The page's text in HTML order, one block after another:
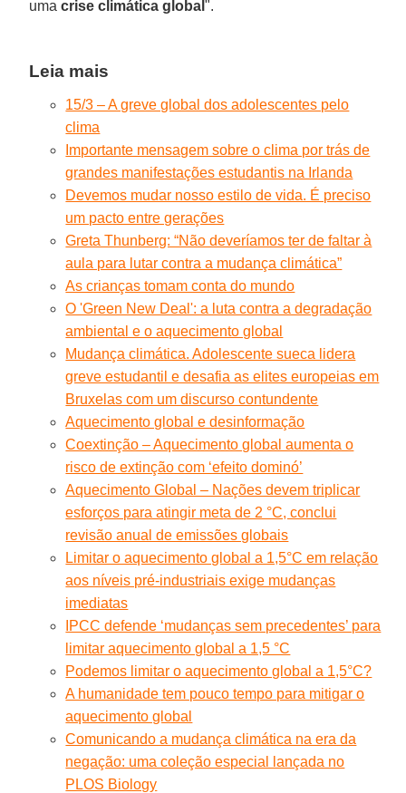
umacrise climática global".
Leia mais
15/3 – A greve global dos adolescentes pelo
clima
Importante mensagem sobre o clima por trás de
grandes manifestações estudantis na Irlanda
Devemos mudar nosso estilo de vida. É preciso
um pacto entre gerações
Greta Thunberg: “Não deveríamos ter de faltar à
aula para lutar contra a mudança climática”
As crianças tomam conta do mundo
O 'Green New Deal': a luta contra a degradação
ambiental e o aquecimento global
Mudança climática. Adolescente sueca lidera
greve estudantil e desafia as elites europeias em
Bruxelas com um discurso contundente
Aquecimento global e desinformação
Coextinção – Aquecimento global aumenta o
risco de extinção com ‘efeito dominó’
Aquecimento Global – Nações devem triplicar
esforços para atingir meta de 2 °C, conclui
revisão anual de emissões globais
Limitar o aquecimento global a 1,5°C em relação
aos níveis pré-industriais exige mudanças
imediatas
IPCC defende ‘mudanças sem precedentes’ para
limitar aquecimento global a 1,5 °C
Podemos limitar o aquecimento global a 1,5°C?
A humanidade tem pouco tempo para mitigar o
aquecimento global
Comunicando a mudança climática na era da
negação: uma coleção especial lançada no
PLOS Biology